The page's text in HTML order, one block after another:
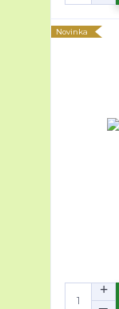
Novinka